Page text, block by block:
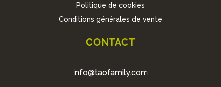
Politique de cookies
Conditions générales de vente
CONTACT
info@taofamily.com